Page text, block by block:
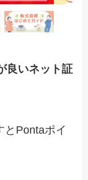
良いネット証
とPontaポイ